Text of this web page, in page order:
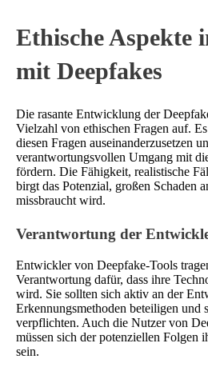
Ethische Aspekte
mit Deepfakes
Die rasante Entwicklung der
Vielzahl von ethischen Fragen auf.
diesen Fragen auseinanderzusetzen
verantwortungsvollen Umgang mit
fördern. Die Fähigkeit, realistische
birgt das Potenzial, großen Schaden
missbraucht wird.
Verantwortung der
Entwickler von Deepfake-Tools
Verantwortung dafür, dass ihre
wird. Sie sollten sich aktiv an der
Erkennungsmethoden beteiligen und
verpflichten. Auch die Nutzer von
müssen sich der potenziellen Folgen
sein.